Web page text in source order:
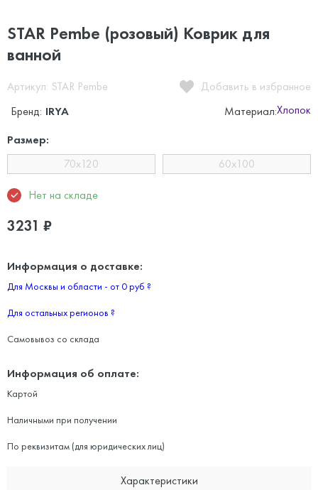
STAR Pembe (розовый) Коврик для
ванной
Артикул: STAR Pembe
Добавить в избранное
Бренд: IRYA Материал:Хлопок
Размер:
70x120
60x100
Нет на складе
3231 ₽
Информация о доставке:
Для Москвы и области - от 0 руб ?
Для остальных регионов ?
Самовывоз со склада
Информация об оплате:
Картой
Наличными при получении
По реквизитам (для юридических лиц)
Характеристики